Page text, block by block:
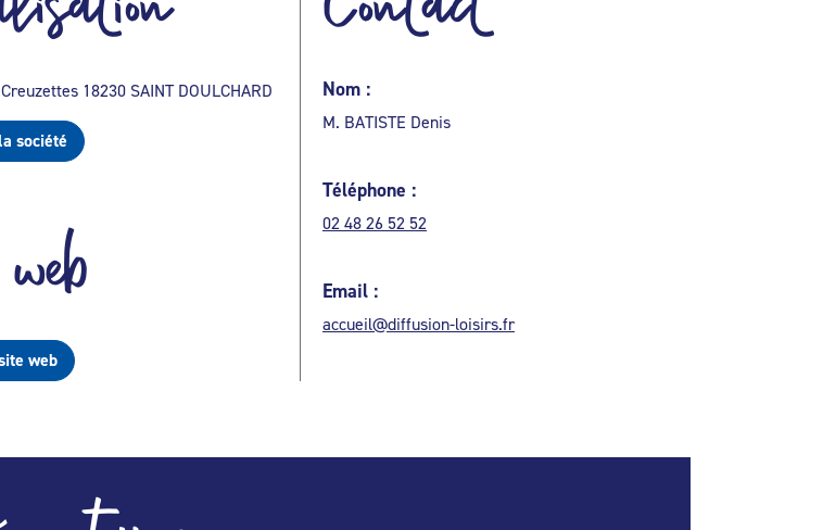
18230 SAINT DOULCHARD
société
web
Nom :
M. BATISTE Denis
Téléphone :
02 48 26 52 52
Email :
accueil@diffusion-loisirs.fr